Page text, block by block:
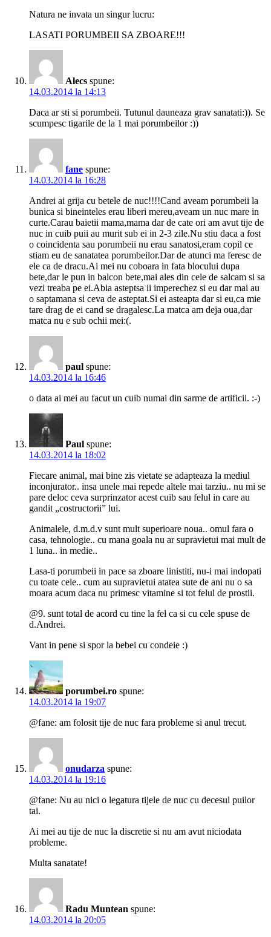
Natura ne invata un singur lucru:
LASATI PORUMBEII SA ZBOARE!!!
Alecs spune:
14.03.2014 la 14:13
Daca ar sti si porumbeii. Tutunul dauneaza grav sanatati:)). Se
scumpesc tigarile de la 1 mai porumbeilor :))
fane spune:
14.03.2014 la 16:28
Andrei ai grija cu betele de nuc!!!!Cand aveam porumbeii la
bunica si bineinteles erau liberi mereu,aveam un nuc mare in
curte.Carau baietii mama,mama dar de cate ori am avut tije de
nuc in cuib puii au murit sub ei in 2-3 zile.Nu stiu daca a fost
o coincidenta sau porumbeii nu erau sanatosi,eram copil ce
stiam eu de sanatatea porumbeilor.Dar de atunci ma feresc de
ele ca de dracu.Ai mei nu coboara in fata blocului dupa
bete,dar le pun in balcon bete,mai ales din cele de salcam si sa
vezi treaba pe ei.Abia asteptsa ii imperechez si eu dar mai au
o saptamana si ceva de asteptat.Si ei asteapta dar si eu,ca mie
tare drag de ei cand se dragalesc.La matca am deja oua,dar
matca nu e sub ochii mei:(.
paul spune:
14.03.2014 la 16:46
o data ai mei au facut un cuib numai din sarme de artificii. :-)
Paul spune:
14.03.2014 la 18:02
Fiecare animal, mai bine zis vietate se adapteaza la mediul
inconjurator.. insa unele mai repede altele mai tarziu.. nu mi se
pare deloc ceva surprinzator acest cuib sau felul in care au
gandit „costructorii” lui.
Animalele, d.m.d.v sunt mult superioare noua.. omul fara o
casa, tehnologie.. cu mana goala nu ar supravietui mai mult de
1 luna.. in medie..
Lasa-ti porumbeii in pace sa zboare linistiti, nu-i mai indopati
cu toate cele.. cum au supravietui atatea sute de ani nu o sa
moara acum daca nu primesc vitamine si tot felul de prostii.
@9. sunt total de acord cu tine la fel ca si cu cele spuse de
d.Andrei.
Vant in pene si spor la bebei cu condeie :)
porumbei.ro spune:
14.03.2014 la 19:07
@fane: am folosit tije de nuc fara probleme si anul trecut.
onudarza spune:
14.03.2014 la 19:16
@fane: Nu au nici o legatura tijele de nuc cu decesul puilor
tai.
Ai mei au tije de nuc la discretie si nu am avut niciodata
probleme.
Multa sanatate!
Radu Muntean spune:
14.03.2014 la 20:05